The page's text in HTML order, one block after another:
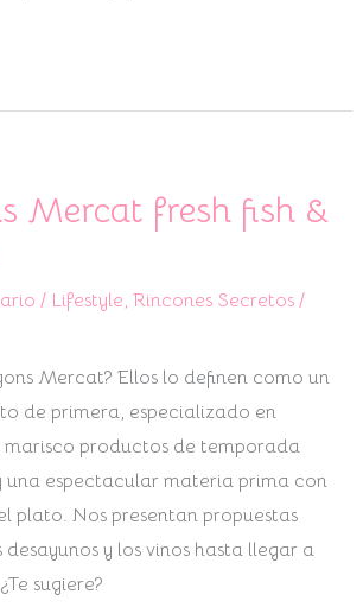
Mercat fresh fish &
/ Lifestyle, Rincones Secretos/
Mercat? Ellos lo definen como un
de primera, especializado en
marisco productos de temporada
una espectacular materia prima con
plato. Nos presentan propuestas
desayunos y los vinos hasta llegar a
sugiere?